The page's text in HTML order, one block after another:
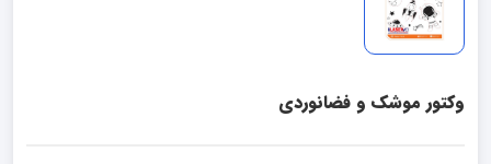
وکتور موشک و فضانوردی